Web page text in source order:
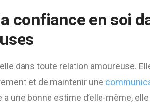
confiance en soi
dans toute relation amoureuse.
et de maintenir une
a une bonne estime d’elle-même,